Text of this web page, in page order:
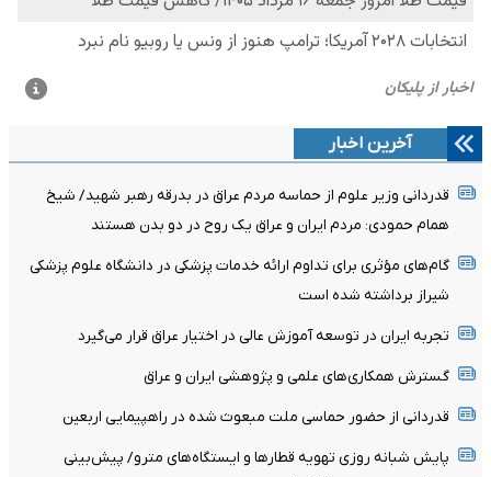
آخرین اخبار
قدردانی وزیر علوم از حماسه مردم عراق در بدرقه رهبر شهید/ شیخ
همام حمودی: مردم ایران و عراق یک روح در دو بدن هستند
گام‌های مؤثری برای تداوم ارائه خدمات پزشکی در دانشگاه علوم پزشکی
شیراز برداشته شده است
تجربه ایران در توسعه آموزش عالی در اختیار عراق قرار می‌گیرد
گسترش همکاری‌های علمی و پژوهشی ایران و عراق
قدردانی از حضور حماسی ملت مبعوث شده در راهپیمایی اربعین
پایش شبانه روزی تهویه قطارها و ایستگاه‌های مترو/ پیش‌بینی